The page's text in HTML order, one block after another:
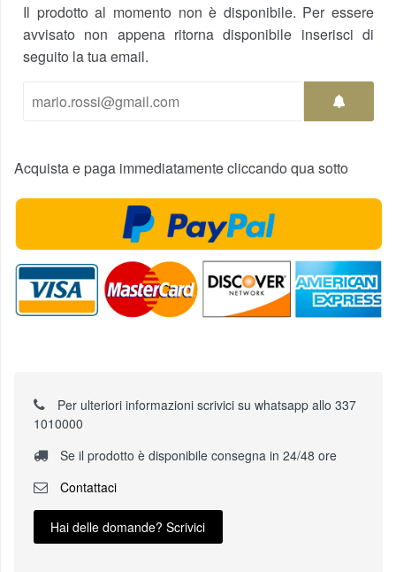
Il prodotto al momento non è disponibile. Per essere
avvisato non appena ritorna disponibile inserisci di
seguito la tua email.
Acquista e paga immediatamente cliccando qua sotto
Per ulteriori informazioni scrivici su whatsapp allo 337
1010000
Se il prodotto è disponibile consegna in 24/48 ore
Contattaci
Hai delle domande? Scrivici